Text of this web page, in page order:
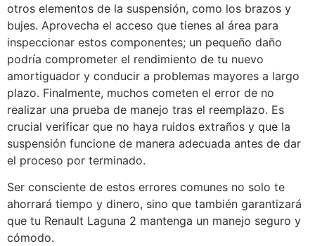
otros elementos de la suspensión, como los brazos y
bujes. Aprovecha el acceso que tienes al área para
inspeccionar estos componentes; un pequeño daño
podría comprometer el rendimiento de tu nuevo
amortiguador y conducir a problemas mayores a largo
plazo. Finalmente, muchos cometen el error de no
realizar una prueba de manejo tras el reemplazo. Es
crucial verificar que no haya ruidos extraños y que la
suspensión funcione de manera adecuada antes de dar
el proceso por terminado.
Ser consciente de estos errores comunes no solo te
ahorrará tiempo y dinero, sino que también garantizará
que tu Renault Laguna 2 mantenga un manejo seguro y
cómodo.